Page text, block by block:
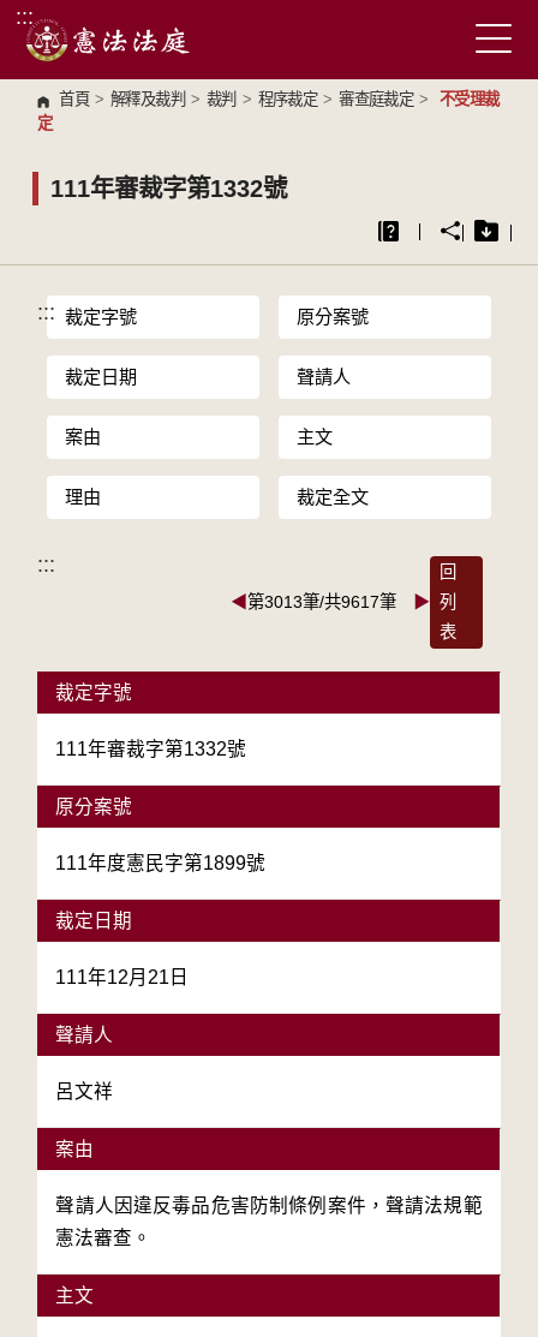
跳到主要內容區塊
:::
首頁 > 解釋及裁判 > 裁判 > 程序裁定 > 審查庭裁定 >
不受理裁
定
111年審裁字第1332號
::: 裁定字號 原分案號
裁定日期 聲請人
案由 主文
理由 裁定全文
:::
◀第3013筆/共9617筆 ▶
回
列
表
裁定字號
111年審裁字第1332號
原分案號
111年度憲民字第1899號
裁定日期
111年12月21日
聲請人
呂文祥
案由
聲請人因違反毒品危害防制條例案件，聲請法規範
憲法審查。
主文